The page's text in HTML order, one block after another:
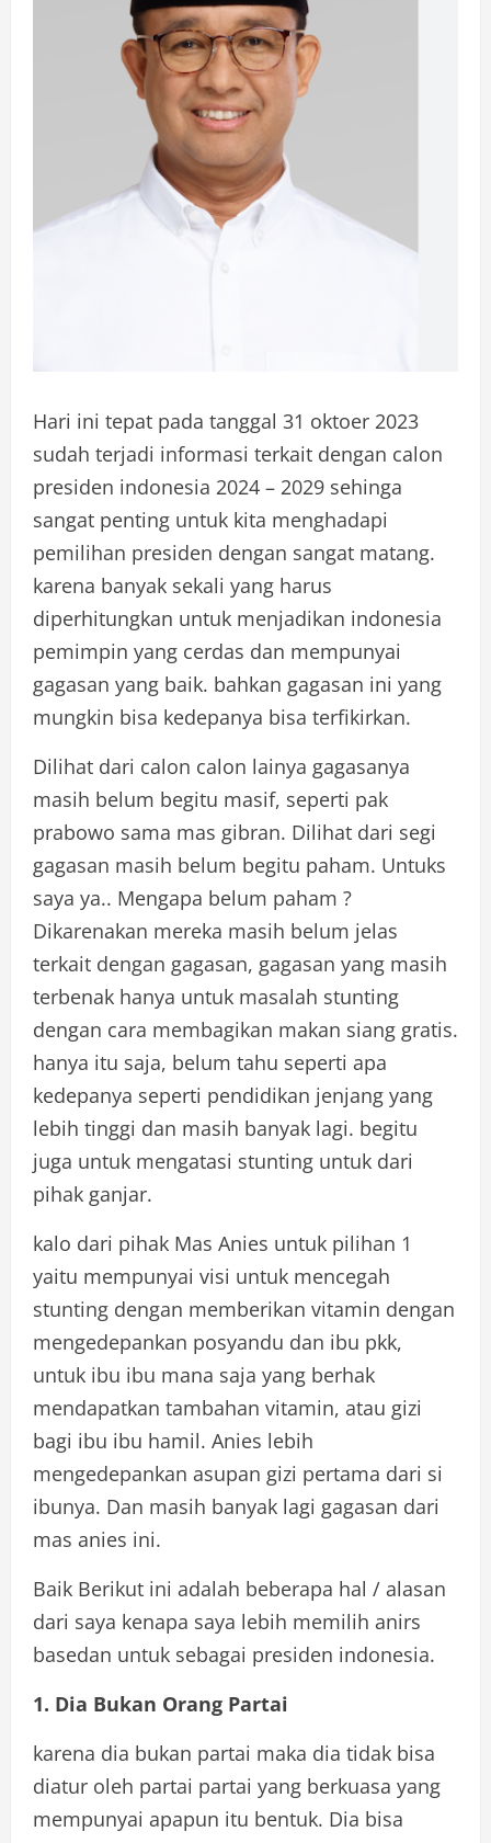
Hari ini tepat pada tanggal 31 oktoer 2023
sudah terjadi informasi terkait dengan calon
presiden indonesia 2024 – 2029 sehinga
sangat penting untuk kita menghadapi
pemilihan presiden dengan sangat matang.
karena banyak sekali yang harus
diperhitungkan untuk menjadikan indonesia
pemimpin yang cerdas dan mempunyai
gagasan yang baik. bahkan gagasan ini yang
mungkin bisa kedepanya bisa terfikirkan.
Dilihat dari calon calon lainya gagasanya
masih belum begitu masif, seperti pak
prabowo sama mas gibran. Dilihat dari segi
gagasan masih belum begitu paham. Untuks
saya ya.. Mengapa belum paham ?
Dikarenakan mereka masih belum jelas
terkait dengan gagasan, gagasan yang masih
terbenak hanya untuk masalah stunting
dengan cara membagikan makan siang gratis.
hanya itu saja, belum tahu seperti apa
kedepanya seperti pendidikan jenjang yang
lebih tinggi dan masih banyak lagi. begitu
juga untuk mengatasi stunting untuk dari
pihak ganjar.
kalo dari pihak Mas Anies untuk pilihan 1
yaitu mempunyai visi untuk mencegah
stunting dengan memberikan vitamin dengan
mengedepankan posyandu dan ibu pkk,
untuk ibu ibu mana saja yang berhak
mendapatkan tambahan vitamin, atau gizi
bagi ibu ibu hamil. Anies lebih
mengedepankan asupan gizi pertama dari si
ibunya. Dan masih banyak lagi gagasan dari
mas anies ini.
Baik Berikut ini adalah beberapa hal / alasan
dari saya kenapa saya lebih memilih anirs
basedan untuk sebagai presiden indonesia.
1. Dia Bukan Orang Partai
karena dia bukan partai maka dia tidak bisa
diatur oleh partai partai yang berkuasa yang
mempunyai apapun itu bentuk. Dia bisa